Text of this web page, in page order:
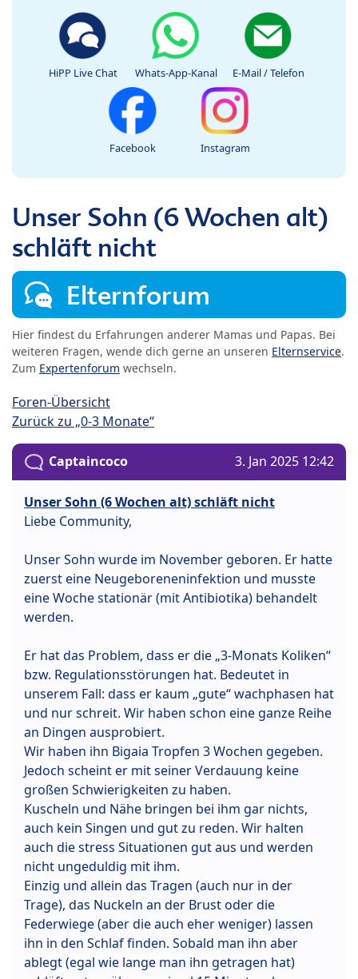
HiPP Live Chat Whats-App-Kanal E-Mail / Telefon
Facebook Instagram
Unser Sohn (6 Wochen alt)
schläft nicht
Elternforum
Hier findest du Erfahrungen anderer Mamas und Papas. Bei
weiteren Fragen, wende dich gerne an unseren Elternservice.
Zum Expertenforum wechseln.
Foren-Übersicht
Zurück zu „0-3 Monate“
Captaincoco 3. Jan 2025 12:42
Unser Sohn (6 Wochen alt) schläft nicht
Liebe Community,
Unser Sohn wurde im November geboren. Er hatte
zuerst eine Neugeboreneninfektion und musste
eine Woche stationär (mit Antibiotika) behandelt
werden.
Er hat das Problem, dass er die „3-Monats Koliken“
bzw. Regulationsstörungen hat. Bedeutet in
unserem Fall: dass er kaum „gute“ wachphasen hat
und nur schreit. Wir haben schon eine ganze Reihe
an Dingen ausprobiert.
Wir haben ihn Bigaia Tropfen 3 Wochen gegeben.
Jedoch scheint er mit seiner Verdauung keine
großen Schwierigkeiten zu haben.
Kuscheln und Nähe bringen bei ihm gar nichts,
auch kein Singen und gut zu reden. Wir halten
auch die stress Situationen gut aus und werden
nicht ungeduldig mit ihm.
Einzig und allein das Tragen (auch nur in der
Trage), das Nuckeln an der Brust oder die
Federwiege (aber die auch eher weniger) lassen
ihn in den Schlaf finden. Sobald man ihn aber
ablegt (egal wie lange man ihn getragen hat)